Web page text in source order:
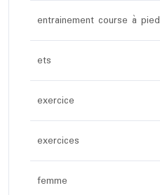
entrainement course à pied
ets
exercice
exercices
femme